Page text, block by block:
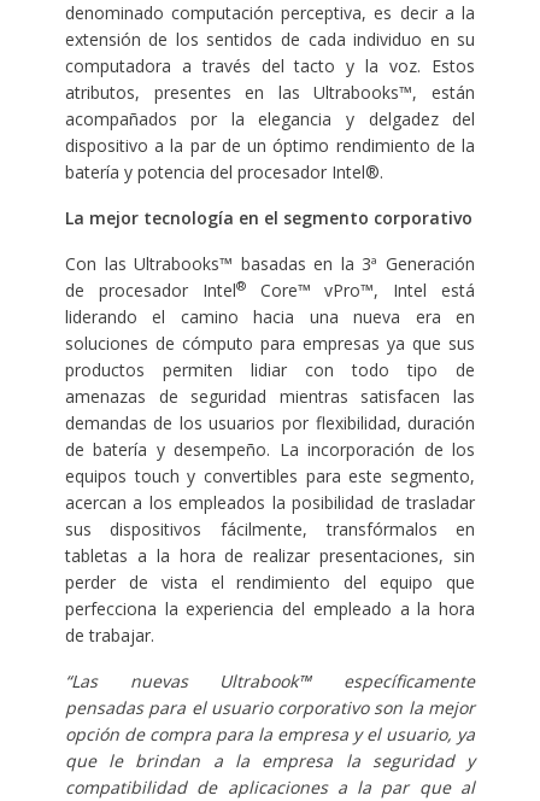
denominado computación perceptiva, es decir a la
extensión de los sentidos de cada individuo en su
computadora a través del tacto y la voz. Estos
atributos, presentes en las Ultrabooks™, están
acompañados por la elegancia y delgadez del
dispositivo a la par de un óptimo rendimiento de la
batería y potencia del procesador Intel®.
La mejor tecnología en el segmento corporativo
Con las Ultrabooks™ basadas en la 3ª Generación
de procesador Intel®Core™ vPro™, Intel está
liderando el camino hacia una nueva era en
soluciones de cómputo para empresas ya que sus
productos permiten lidiar con todo tipo de
amenazas de seguridad mientras satisfacen las
demandas de los usuarios por flexibilidad, duración
de batería y desempeño. La incorporación de los
equipos touch y convertibles para este segmento,
acercan a los empleados la posibilidad de trasladar
sus dispositivos fácilmente, transfórmalos en
tabletas a la hora de realizar presentaciones, sin
perder de vista el rendimiento del equipo que
perfecciona la experiencia del empleado a la hora
de trabajar.
“Las nuevas Ultrabook™ específicamente
pensadas para el usuario corporativo son la mejor
opción de compra para la empresa y el usuario, ya
que le brindan a la empresa la seguridad y
compatibilidad de aplicaciones a la par que al